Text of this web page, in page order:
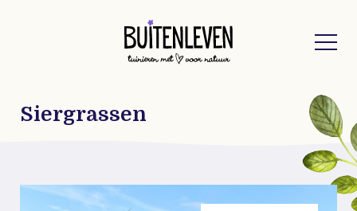
Siergrassen